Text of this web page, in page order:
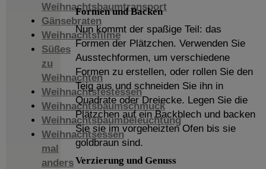
Weihnachtsbaumtransport
Gänsebraten
Weihnachtsfilme
Süßes
zu
Weihnachten
Weihnachtsfestessen
Weihnachtsbaumschmuck
Weihnachtsbaumbeleuchtung
Weihnachtsessen
mal
anders
Formen und Backen
Nun kommt der spaßige Teil: das
Formen der Plätzchen. Verwenden Sie
Ausstechformen, um verschiedene
Formen zu erstellen, oder rollen Sie den
Teig aus und schneiden Sie ihn in
Quadrate oder Dreiecke. Legen Sie die
Plätzchen auf ein Backblech und backen
Sie sie im vorgeheizten Ofen bis sie
goldbraun sind.
Verzierung und Genuss